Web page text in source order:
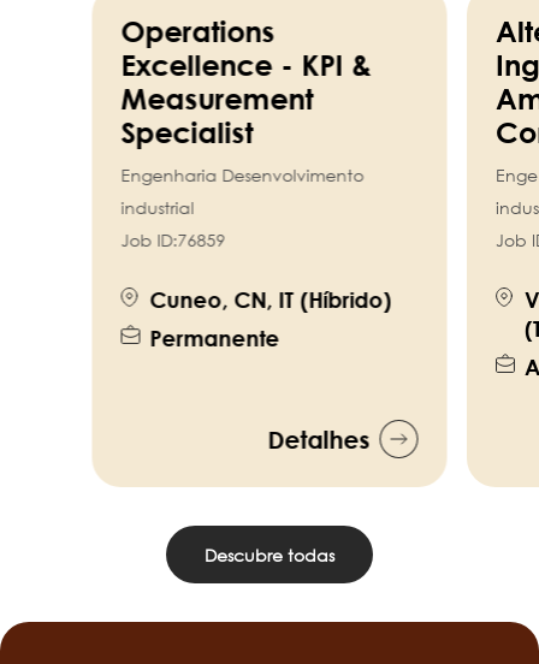
Operations
Excellence - KPI &
Measurement
Specialist
Engenharia Desenvolvimento
industrial
Job ID:76859
Cuneo, CN, IT (Híbrido)
Permanente
Detalhes
Job
Descubre todas